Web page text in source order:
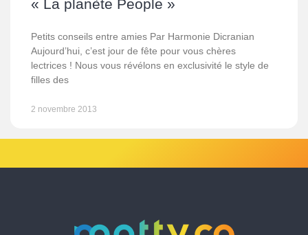
« La planète People »
Petits conseils entre amies Par Harmonie Dicranian
Aujourd’hui, c’est jour de fête pour vous chères
lectrices ! Nous vous révélons en exclusivité le style de
filles des
2 novembre 2013